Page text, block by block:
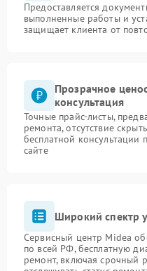
Предоставляется
выполненные работы и
защищает клиента от
Прозрачное
консультация
Точные прайс-листы,
ремонта, отсутствие
бесплатной
сайте
Широкий спектр
Сервисный центр Midea
по всей РФ, бесплатную
ремонт, включая срочный